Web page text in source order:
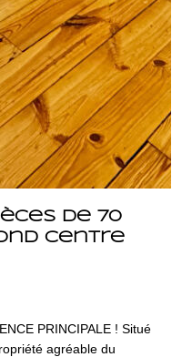
de 70
centre
PRINCIPALE ! Situé
agréable du